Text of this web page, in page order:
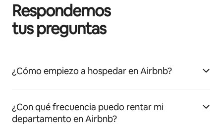
Respondemos
tus preguntas
¿Cómo empiezo a hospedar en Airbnb?
¿Con qué frecuencia puedo rentar mi
departamento en Airbnb?